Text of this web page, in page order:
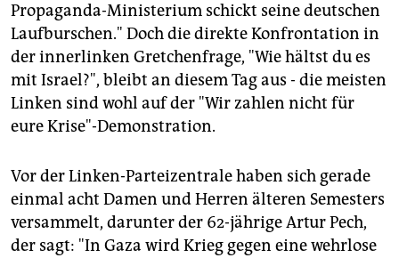
Propaganda-Ministerium schickt seine deutschen
Laufburschen." Doch die direkte Konfrontation in
der innerlinken Gretchenfrage, "Wie hältst du es
mit Israel?", bleibt an diesem Tag aus - die meisten
Linken sind wohl auf der "Wir zahlen nicht für
eure Krise"-Demonstration.
Vor der Linken-Parteizentrale haben sich gerade
einmal acht Damen und Herren älteren Semesters
versammelt, darunter der 62-jährige Artur Pech,
der sagt: "In Gaza wird Krieg gegen eine wehrlose